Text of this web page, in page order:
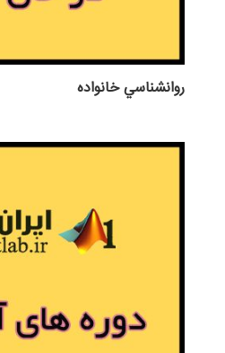
روانشناسي خانواده